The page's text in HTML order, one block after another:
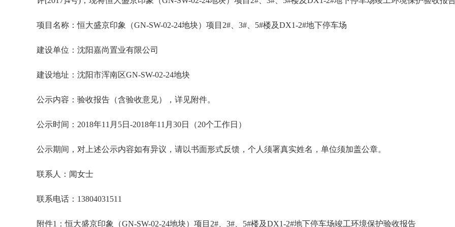
项目名称：恒大盛京印象（GN-SW-02-24地块）项目2#、3#、5#楼及DX1-2#地下停车场
建设单位：沈阳嘉尚置业有限公司
建设地址：沈阳市浑南区GN-SW-02-24地块
公示内容：验收报告（含验收意见），详见附件。
公示时间：2018年11月5日-2018年11月30日（20个工作日）
公示期间，对上述公示内容如有异议，请以书面形式反馈，个人须署真实姓名，单位须加盖公章。
联系人：闻女士
联系电话：13804031511
附件1：恒大盛京印象（GN-SW-02-24地块）项目2#、3#、5#楼及DX1-2#地下停车场竣工环境保护验收报告